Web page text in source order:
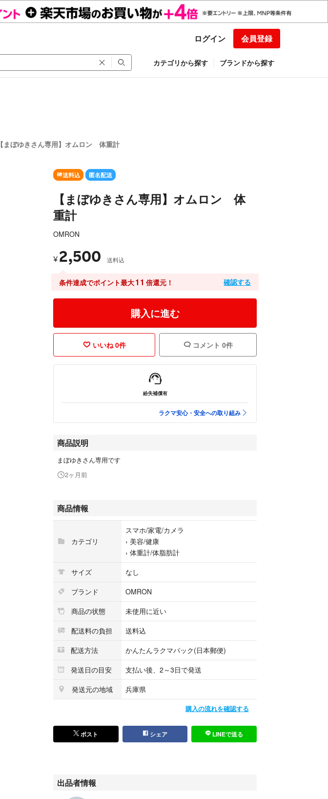
ログイン 会員登録
カテゴリから探す ブランドから探す
【まぼゆきさん専用】オムロン 体重計
送料込 匿名配送
【まぼゆきさん専用】オムロン 体
重計
OMRON
¥ 2,500 送料込
条件達成でポイント最大11 倍還元！ 確認する
購入に進む
いいね 0件 コメント 0件
紛失補償有
ラクマ安心・安全への取り組み
商品説明
まぼゆきさん専用です
2ヶ月前
商品情報
カテゴリ
スマホ/家電/カメラ
› 美容/健康
› 体重計/体脂肪計
サイズ
なし
ブランド
OMRON
商品の状態
未使用に近い
配送料の負担
送料込
配送方法
かんたんラクマパック(日本郵便)
発送日の目安
支払い後、2～3日で発送
発送元の地域
兵庫県
購入の流れを確認する
ポスト シェア LINEで送る
出品者情報